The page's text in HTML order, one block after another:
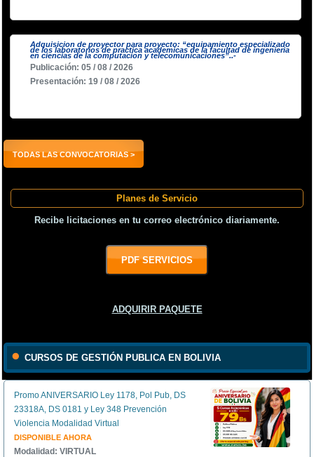
Adquisicion de proyector para proyecto: “equipamiento especializado
de los laboratorios de practica academicas de la facultad de ingenieria
en ciencias de la computacion y telecomunicaciones”..-
Publicación: 05 / 08 / 2026
Presentación: 19 / 08 / 2026
TODAS LAS CONVOCATORIAS >
Planes de Servicio
Recibe licitaciones en tu correo electrónico diariamente.
PDF SERVICIOS
ADQUIRIR PAQUETE
CURSOS DE GESTIÓN PUBLICA EN BOLIVIA
Promo ANIVERSARIO Ley 1178, Pol Pub, DS
23318A, DS 0181 y Ley 348 Prevención
Violencia Modalidad Virtual
DISPONIBLE AHORA
Modalidad: VIRTUAL